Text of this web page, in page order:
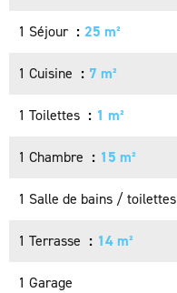
1 Séjour 25 m²
1 Cuisine 7 m²
1 Toilettes 1 m²
1 Chambre 15 m²
1 Salle de bains / toilettes
1 Terrasse 14 m²
1 Garage